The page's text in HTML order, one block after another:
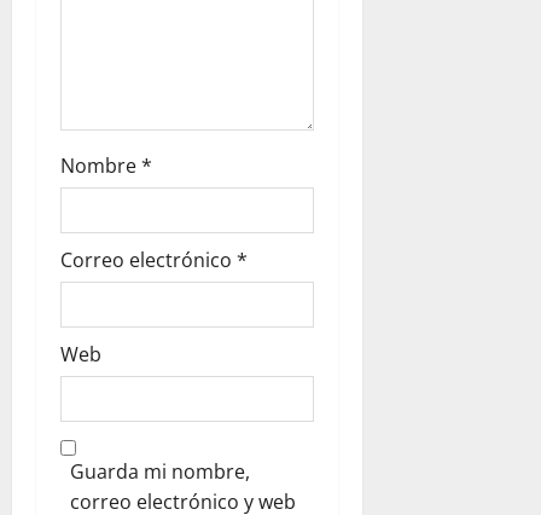
Nombre*
Correo electrónico *
Web
Guarda mi nombre,
correo electrónico y web